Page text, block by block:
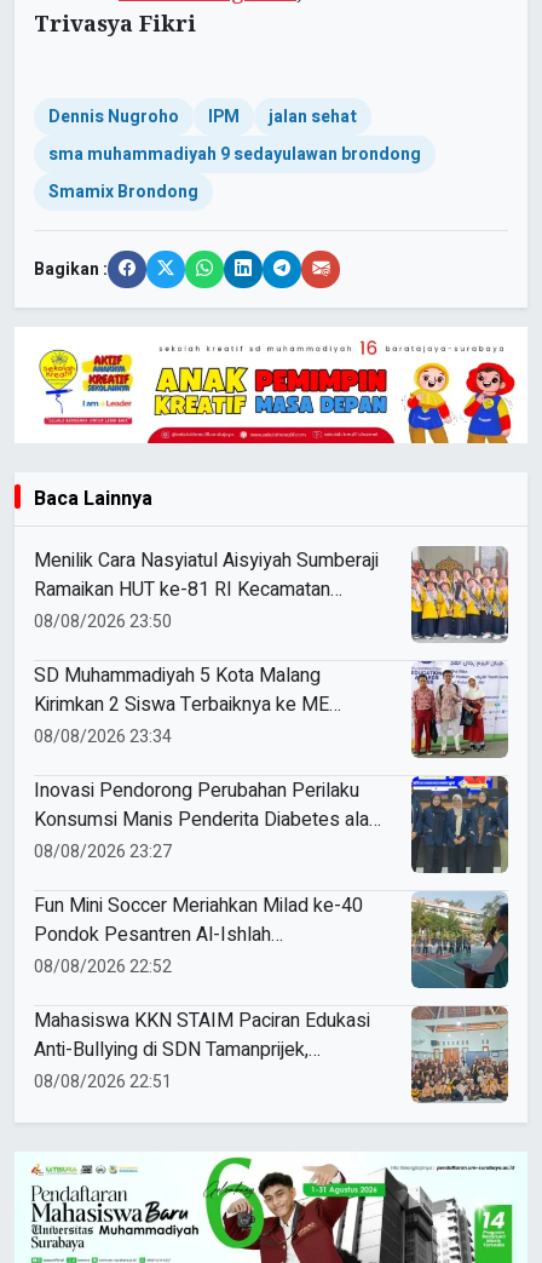
Trivasya Fikri
Dennis Nugroho IPM
jalan sehat
sma muhammadiyah 9 sedayulawan brondong
Smamix Brondong
Bagikan :
Baca Lainnya
Menilik Cara Nasyiatul Aisyiyah Sumberaji
Ramaikan HUT ke-81 RI Kecamatan
Sukodadi
08/08/2026 23:50
SD Muhammadiyah 5 Kota Malang
Kirimkan 2 Siswa Terbaiknya ke ME
Award 2026
08/08/2026 23:34
Inovasi Pendorong Perubahan Perilaku
Konsumsi Manis Penderita Diabetes ala
Mahasiswa Unesa
08/08/2026 23:27
Fun Mini Soccer Meriahkan Milad ke-40
Pondok Pesantren Al-Ishlah
Sendangagung
08/08/2026 22:52
Mahasiswa KKN STAIM Paciran Edukasi
Anti-Bullying di SDN Tamanprijek,
Tanamkan Empati Sejak Dini
08/08/2026 22:51